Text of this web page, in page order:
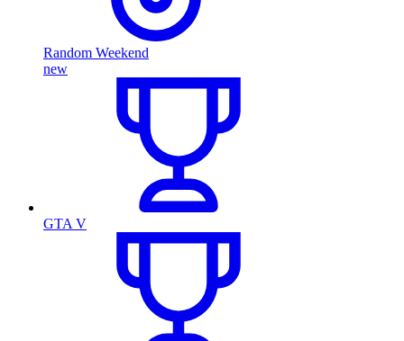
Random Weekend
new
GTA V